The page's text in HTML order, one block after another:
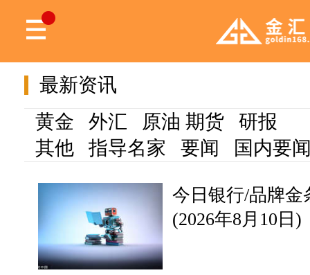
最新资讯
黄金
外汇 原油 期货
研报
其他
指导名家 要闻 国内要
今日银行/品牌金
(2026年8月10日)